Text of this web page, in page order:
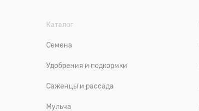
Каталог
Семена
Удобрения и подкормки
Саженцы и рассада
Мульча